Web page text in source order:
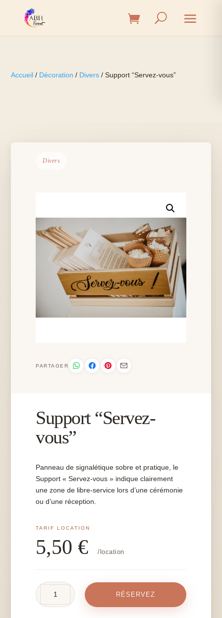
Accueil / Décoration / Divers / Support “Servez-vous”
Divers
PARTAGER
Support “Servez-
vous”
Panneau de signalétique sobre et pratique, le
Support « Servez-vous » indique clairement
une zone de libre-service lors d’une cérémonie
ou d’une réception.
5,50€ /location
RÉSERVEZ